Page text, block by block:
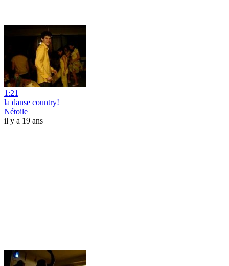
1:21
la danse country!
Nétoile
il y a 19 ans